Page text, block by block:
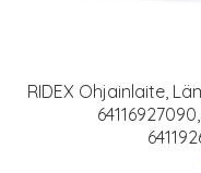
RIDEX Ohjainlaite,